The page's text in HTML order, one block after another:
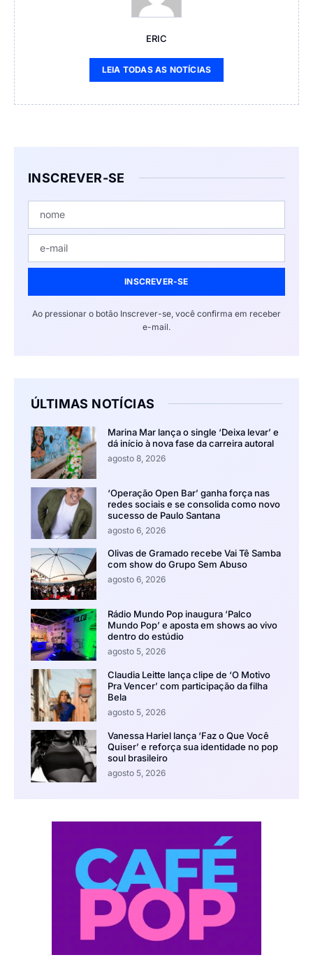
ERIC
LEIA TODAS AS NOTÍCIAS
INSCREVER-SE
INSCREVER-SE
Ao pressionar o botão Inscrever-se, você confirma em receber
e-mail.
ÚLTIMAS NOTÍCIAS
Marina Mar lança o single ‘Deixa levar’ e
dá início à nova fase da carreira autoral
agosto 8, 2026
‘Operação Open Bar’ ganha força nas
redes sociais e se consolida como novo
sucesso de Paulo Santana
agosto 6, 2026
Olivas de Gramado recebe Vai Tê Samba
com show do Grupo Sem Abuso
agosto 6, 2026
Rádio Mundo Pop inaugura ‘Palco
Mundo Pop’ e aposta em shows ao vivo
dentro do estúdio
agosto 5, 2026
Claudia Leitte lança clipe de ‘O Motivo
Pra Vencer’ com participação da filha
Bela
agosto 5, 2026
Vanessa Hariel lança ‘Faz o Que Você
Quiser’ e reforça sua identidade no pop
soul brasileiro
agosto 5, 2026